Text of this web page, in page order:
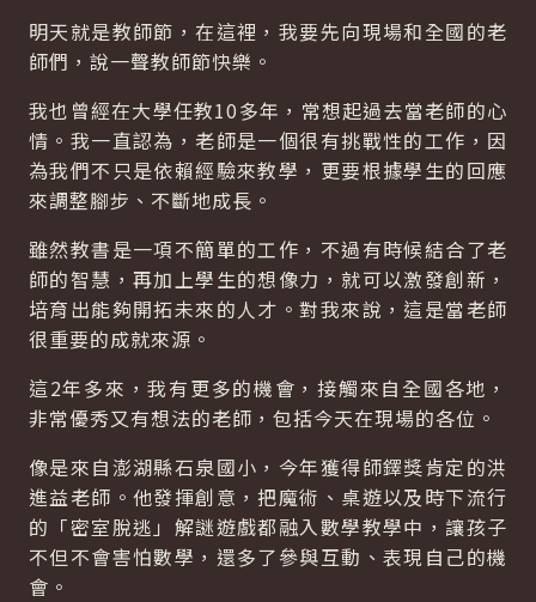
明天就是教師節，在這裡，我要先向現場和全國的老
師們，說一聲教師節快樂。
我也曾經在大學任教10多年，常想起過去當老師的心
情。我一直認為，老師是一個很有挑戰性的工作，因
為我們不只是依賴經驗來教學，更要根據學生的回應
來調整腳步、不斷地成長。
雖然教書是一項不簡單的工作，不過有時候結合了老
師的智慧，再加上學生的想像力，就可以激發創新，
培育出能夠開拓未來的人才。對我來說，這是當老師
很重要的成就來源。
這2年多來，我有更多的機會，接觸來自全國各地，
非常優秀又有想法的老師，包括今天在現場的各位。
像是來自澎湖縣石泉國小，今年獲得師鐸獎肯定的洪
進益老師。他發揮創意，把魔術、桌遊以及時下流行
的「密室脫逃」解謎遊戲都融入數學教學中，讓孩子
不但不會害怕數學，還多了參與互動、表現自己的機
會。